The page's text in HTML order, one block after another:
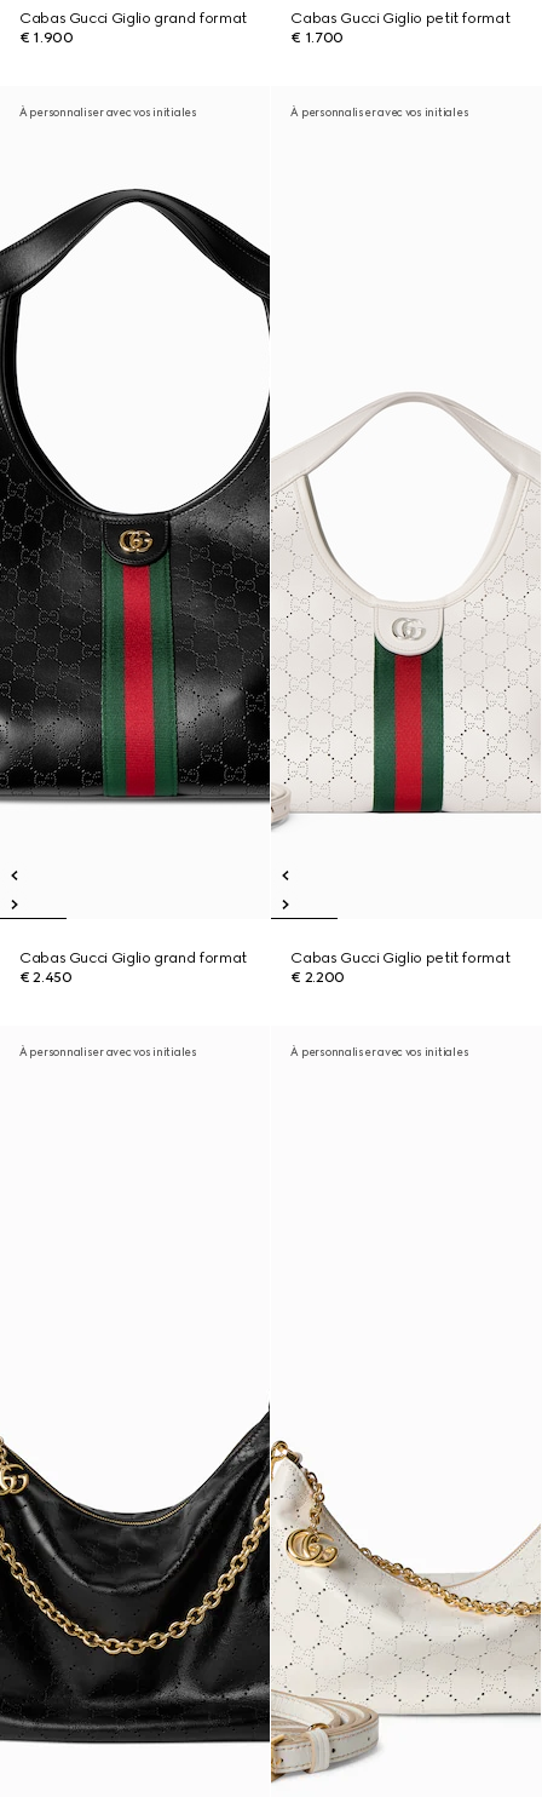
Cabas Gucci Giglio grand format
€ 1.900
Cabas Gucci Giglio petit format
€ 1.700
À personnaliser avec vos initiales
Cabas Gucci Giglio grand format
€ 2.450
À personnaliser avec vos initiales
Cabas Gucci Giglio petit format
€ 2.200
À personnaliser avec vos initiales À personnaliser avec vos initiales